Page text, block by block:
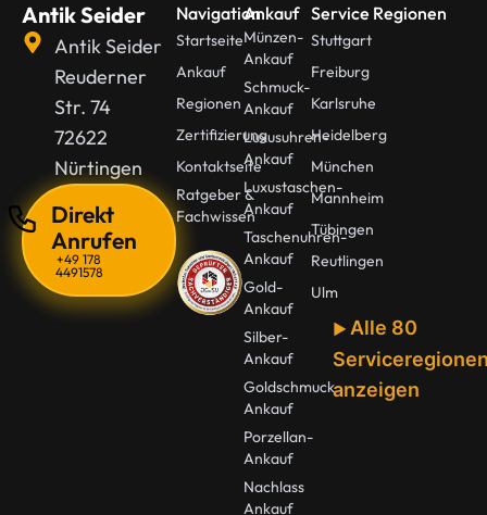
Antik Seider
Antik Seider
Reuderner
Str. 74
72622
Nürtingen
Direkt
Anrufen
+49 178
4491578
Navigation
Startseite
Ankauf
Regionen
Zertifizierung
Kontaktseite
Ratgeber &
Fachwissen
Ankauf
Münzen-
Ankauf
Schmuck-
Ankauf
Luxusuhren-
Ankauf
Luxustaschen-
Ankauf
Taschenuhren-
Ankauf
Gold-
Ankauf
Silber-
Ankauf
Goldschmuck
Ankauf
Porzellan-
Ankauf
Nachlass
Ankauf
Service Regionen
Stuttgart
Freiburg
Karlsruhe
Heidelberg
München
Mannheim
Tübingen
Reutlingen
Ulm
Alle 80
anzeigen